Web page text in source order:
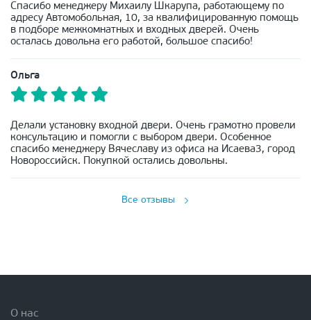
Спасибо менеджеру Михаилу Шкарупа, работающему по
адресу Автомобольная, 10, за квалифицированную помощь
в подборе межкомнатных и входных дверей. Очень
осталась довольна его работой, большое спасибо!
Ольга
Делали установку входной двери. Очень грамотно провели
консультацию и помогли с выбором двери. Особенное
спасибо менеджеру Вячеславу из офиса на Исаева3, город
Новороссийск. Покупкой остались довольны.
Все отзывы
О нас